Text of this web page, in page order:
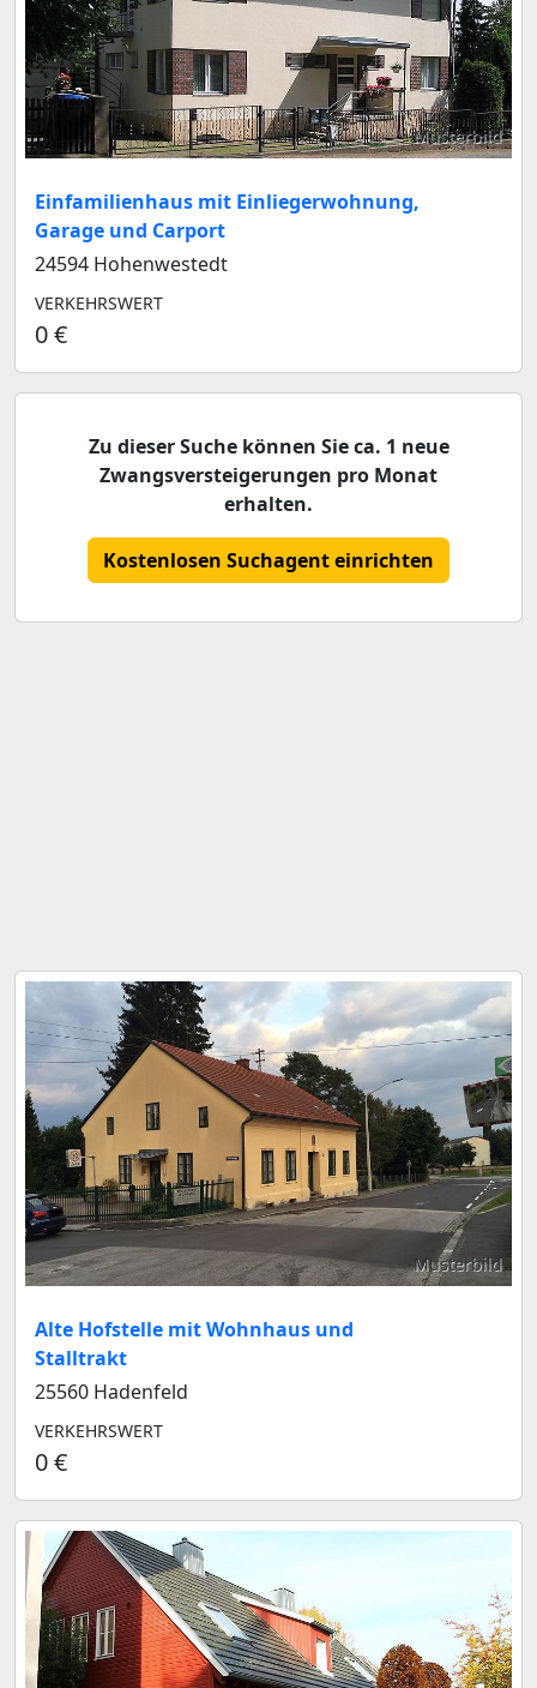
Musterbild
Einfamilienhaus mit Einliegerwohnung,
Garage und Carport
24594 Hohenwestedt
VERKEHRSWERT
0 €
Zu dieser Suche können Sie ca. 1 neue
Zwangsversteigerungen pro Monat
erhalten.
Kostenlosen Suchagent einrichten
Musterbild
Alte Hofstelle mit Wohnhaus und
Stalltrakt
25560 Hadenfeld
VERKEHRSWERT
0 €